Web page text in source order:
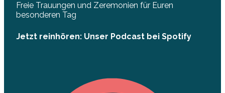
Freie Trauungen und Zeremonien für Euren
besonderen Tag
Jetzt reinhören: Unser Podcast bei Spotify